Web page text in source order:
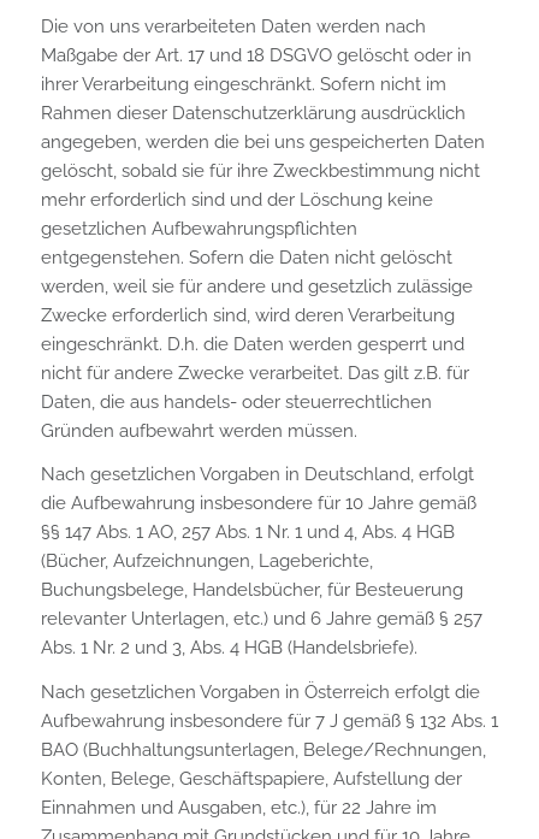
Die von uns verarbeiteten Daten werden nach
Maßgabe der Art. 17 und 18 DSGVO gelöscht oder in
ihrer Verarbeitung eingeschränkt. Sofern nicht im
Rahmen dieser Datenschutzerklärung ausdrücklich
angegeben, werden die bei uns gespeicherten Daten
gelöscht, sobald sie für ihre Zweckbestimmung nicht
mehr erforderlich sind und der Löschung keine
gesetzlichen Aufbewahrungspflichten
entgegenstehen. Sofern die Daten nicht gelöscht
werden, weil sie für andere und gesetzlich zulässige
Zwecke erforderlich sind, wird deren Verarbeitung
eingeschränkt. D.h. die Daten werden gesperrt und
nicht für andere Zwecke verarbeitet. Das gilt z.B. für
Daten, die aus handels- oder steuerrechtlichen
Gründen aufbewahrt werden müssen.
Nach gesetzlichen Vorgaben in Deutschland, erfolgt
die Aufbewahrung insbesondere für 10 Jahre gemäß
§§ 147 Abs. 1 AO, 257 Abs. 1 Nr. 1 und 4, Abs. 4 HGB
(Bücher, Aufzeichnungen, Lageberichte,
Buchungsbelege, Handelsbücher, für Besteuerung
relevanter Unterlagen, etc.) und 6 Jahre gemäß § 257
Abs. 1 Nr. 2 und 3, Abs. 4 HGB (Handelsbriefe).
Nach gesetzlichen Vorgaben in Österreich erfolgt die
Aufbewahrung insbesondere für 7 J gemäß § 132 Abs. 1
BAO (Buchhaltungsunterlagen, Belege/Rechnungen,
Konten, Belege, Geschäftspapiere, Aufstellung der
Einnahmen und Ausgaben, etc.), für 22 Jahre im